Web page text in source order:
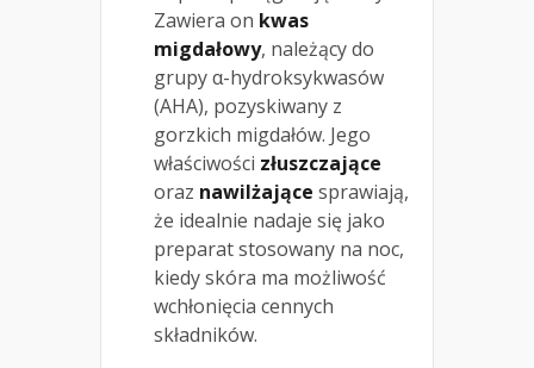
Zawiera on kwas
migdałowy, należący do
grupy α-hydroksykwasów
(AHA), pozyskiwany z
gorzkich migdałów. Jego
właściwości złuszczające
oraz nawilżające sprawiają,
że idealnie nadaje się jako
preparat stosowany na noc,
kiedy skóra ma możliwość
wchłonięcia cennych
składników.